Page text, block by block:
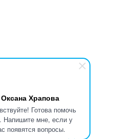
Оксана Храпова
Готова помочь
Напишите мне, если у
появятся вопросы.